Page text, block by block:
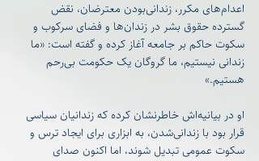
اعدام‌های مکرر، زندانی‌بودن معترضان، نقض
گسترده حقوق بشر در زندان‌ها و فضای سرکوب و
سکوت حاکم بر جامعه آغاز کرده و گفته است: «ما
زندانی نیستیم، ما گروگان یک حکومت بی‌رحم
هستیم.»
او در بیانیه‌اش خاطرنشان کرده که زندانیان سیاسی
قرار بود با زندانی‌شدن، به ابزاری برای ایجاد ترس و
سکوت عمومی تبدیل شوند، اما اکنون صدای